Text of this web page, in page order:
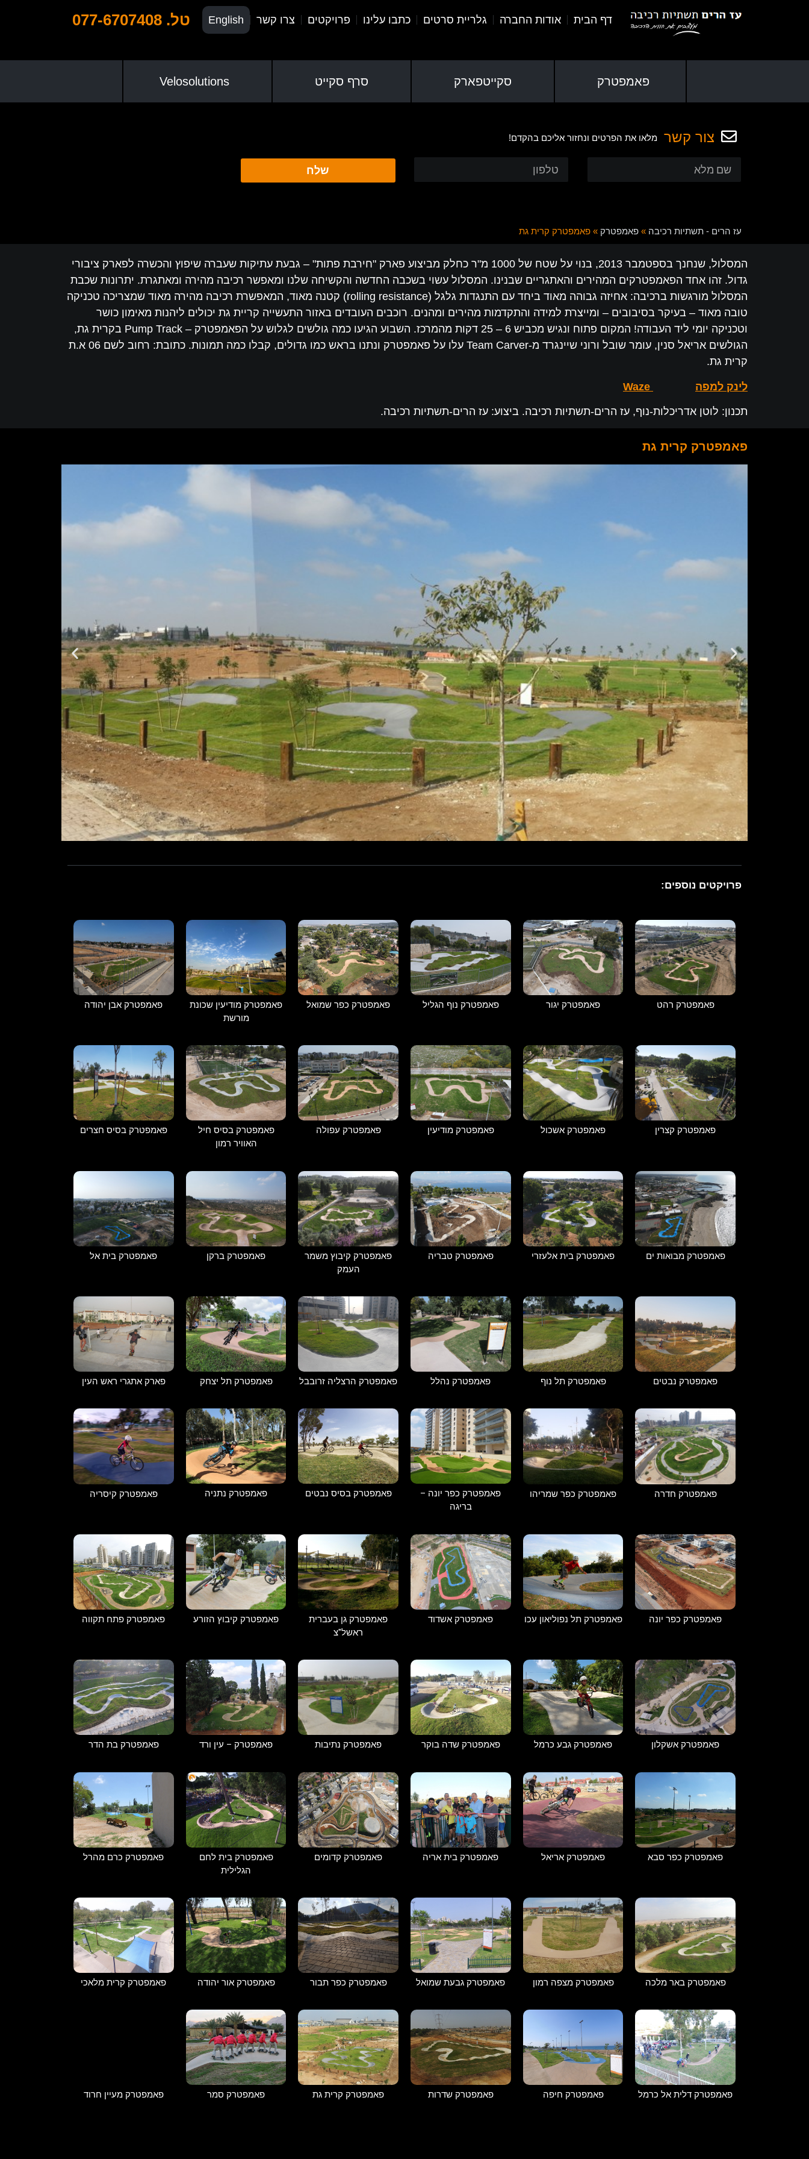
דף הבית אודות החברה גלריית סרטים כתבו עלינו פרויקטים צרו קשר English טל. 077-6707408
פאמפטרק סקייטפארק סרף סקייט Velosolutions
צור קשר מלאו את הפרטים ונחזור אליכם בהקדם!
שלח
עז הרים - תשתיות רכיבה » פאמפטרק » פאמפטרק קרית גת
המסלול, שנחנך בספטמבר 2013, בנוי על שטח של 1000 מ"ר כחלק מביצוע פארק "חירבת פתות" – גבעת עתיקות שעברה שיפוץ והכשרה לפארק ציבורי
גדול. זהו אחד הפאמפטרקים המהירים והאתגריים שבנינו. המסלול עשוי בשכבה החדשה והקשיחה שלנו ומאפשר רכיבה מהירה ומאתגרת. יתרונות שכבת
המסלול מורגשות ברכיבה: אחיזה גבוהה מאוד ביחד עם התנגדות גלגל (rolling resistance) קטנה מאוד, המאפשרת רכיבה מהירה מאוד שמצריכה טכניקה
טובה מאוד – בעיקר בסיבובים – ומייצרת למידה והתקדמות מהירים ומהנים. רוכבים העובדים באזור התעשייה קריית גת יכולים ליהנות מאימון כושר
וטכניקה יומי ליד העבודה! המקום פתוח ונגיש מכביש 6 – 25 דקות מהמרכז. השבוע הגיעו כמה גולשים לגלוש על הפאמפטרק – Pump Track בקרית גת,
הגולשים אריאל סנין, עומר שובל ורוני שיינגרד מ-Team Carver עלו על פאמפטרק ונתנו בראש כמו גדולים, קבלו כמה תמונות. כתובת: רחוב לשם 06 א.ת
קרית גת.
לינק למפה
תכנון: לוטן אדריכלות-נוף, עז הרים-תשתיות רכיבה. ביצוע: עז הרים-תשתיות רכיבה.
פאמפטרק קרית גת
פרויקטים נוספים:
פאמפטרק רהט פאמפטרק יגור פאמפטרק נוף הגליל פאמפטרק כפר שמואל
פאמפטרק מודיעין שכונת
מורשת
פאמפטרק אבן יהודה
פאמפטרק קצרין פאמפטרק אשכול פאמפטרק מודיעין פאמפטרק עפולה
פאמפטרק בסיס חיל
האוויר רמון
פאמפטרק בסיס חצרים
פאמפטרק מבואות ים פאמפטרק בית אלעזרי פאמפטרק טבריה
פאמפטרק קיבוץ משמר
העמק
פאמפטרק ברקן פאמפטרק בית אל
פאמפטרק נבטים פאמפטרק תל נוף פאמפטרק נהלל פאמפטרק הרצליה זרובבל פאמפטרק תל יצחק פארק אתגרי ראש העין
פאמפטרק חדרה פאמפטרק כפר שמריהו
פאמפטרק כפר יונה –
בריגה
פאמפטרק בסיס נבטים פאמפטרק נתניה פאמפטרק קיסריה
פאמפטרק כפר יונה פאמפטרק תל נפוליאון עכו פאמפטרק אשדוד
פאמפטרק גן בעברית
ראשל"צ
פאמפטרק קיבוץ הזורע פאמפטרק פתח תקווה
פאמפטרק אשקלון פאמפטרק גבע כרמל פאמפטרק שדה בוקר פאמפטרק נתיבות פאמפטרק – עין ורד פאמפטרק בת הדר
פאמפטרק כפר סבא פאמפטרק אריאל פאמפטרק בית אריה פאמפטרק קדומים
פאמפטרק בית לחם
הגלילית
פאמפטרק כרם מהרל
פאמפטרק באר מלכה פאמפטרק מצפה רמון פאמפטרק גבעת שמואל פאמפטרק כפר תבור פאמפטרק אור יהודה פאמפטרק קרית מלאכי
פאמפטרק דלית אל כרמל פאמפטרק חיפה פאמפטרק שדרות פאמפטרק קרית גת פאמפטרק סמר פאמפטרק מעיין חרוד